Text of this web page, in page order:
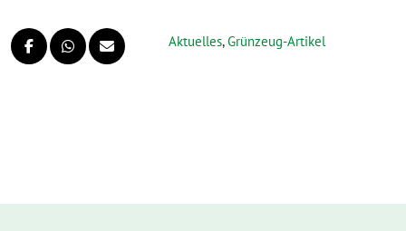
Aktuelles,Grünzeug-Artikel